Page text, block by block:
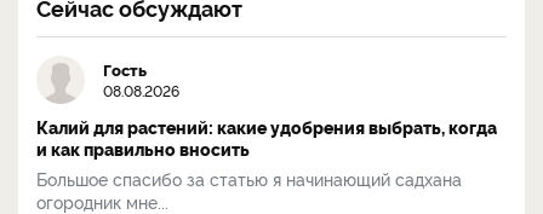
Сейчас обсуждают
Гость
08.08.2026
Калий для растений: какие удобрения выбрать, когда
и как правильно вносить
Большое спасибо за статью я начинающий садхана
огородник мне...